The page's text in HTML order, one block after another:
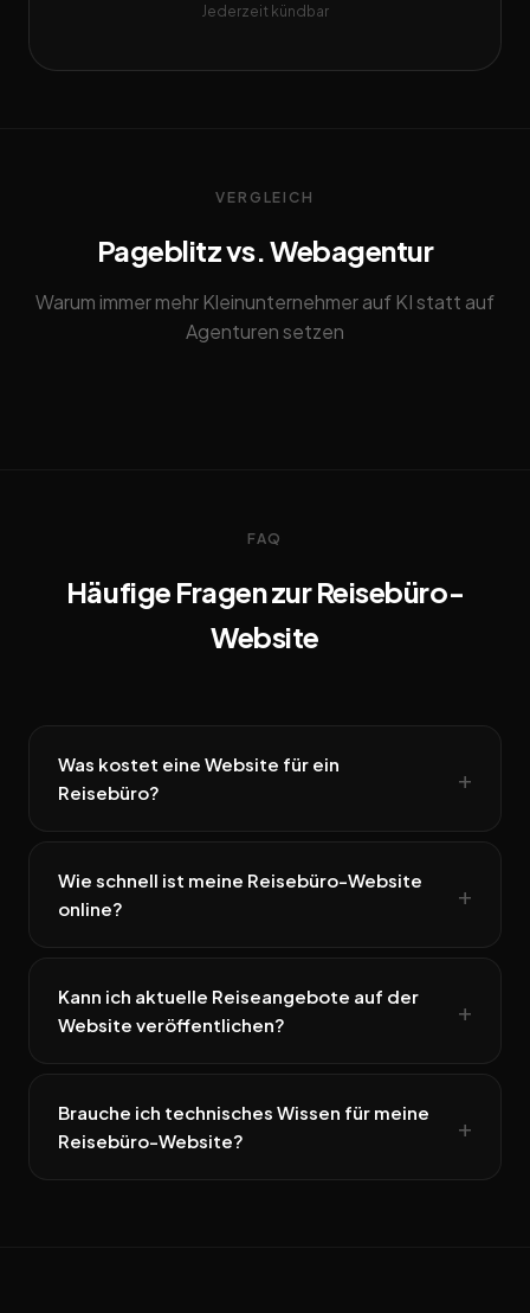
Jederzeit kündbar
VERGLEICH
Pageblitz vs. Webagentur
Warum immer mehr Kleinunternehmer auf KI statt auf
Agenturen setzen
FAQ
Häufige Fragen zur Reisebüro-
Website
Was kostet eine Website für ein
Reisebüro?
Wie schnell ist meine Reisebüro-Website
online?
Kann ich aktuelle Reiseangebote auf der
Website veröffentlichen?
Brauche ich technisches Wissen für meine
Reisebüro-Website?